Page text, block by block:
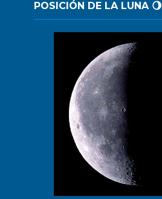
POSICIÓN DE LA LUNA 🌖